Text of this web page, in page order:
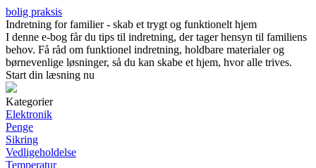
bolig praksis
Indretning for familier - skab et trygt og funktionelt hjem
I denne e-bog får du tips til indretning, der tager hensyn til familiens
behov. Få råd om funktionel indretning, holdbare materialer og
børnevenlige løsninger, så du kan skabe et hjem, hvor alle trives.
Start din læsning nu
Kategorier
Elektronik
Penge
Sikring
Vedligeholdelse
Temperatur